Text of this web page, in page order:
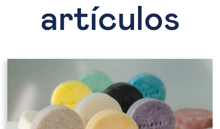
artículos